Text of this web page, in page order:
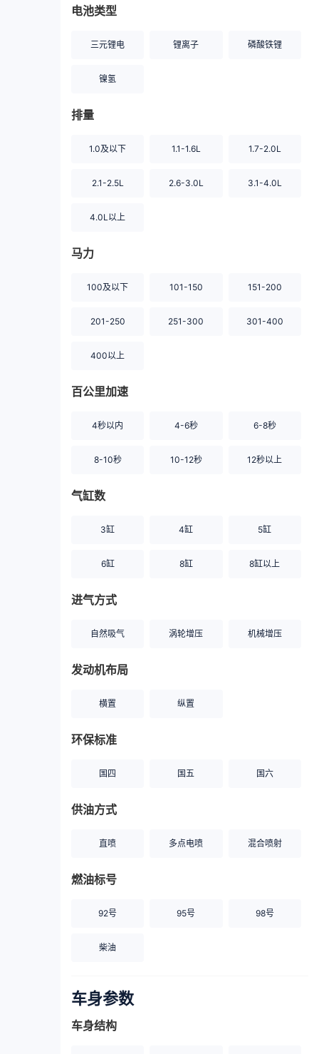
电池类型
三元锂电 锂离子 磷酸铁锂
镍氢
排量
1.0及以下 1.1-1.6L 1.7-2.0L
2.1-2.5L 2.6-3.0L 3.1-4.0L
4.0L以上
马力
100及以下 101-150 151-200
201-250 251-300 301-400
400以上
百公里加速
4秒以内 4-6秒 6-8秒
8-10秒 10-12秒 12秒以上
气缸数
3缸 4缸 5缸
6缸 8缸 8缸以上
进气方式
自然吸气 涡轮增压 机械增压
发动机布局
横置 纵置
环保标准
国四 国五 国六
供油方式
直喷 多点电喷 混合喷射
燃油标号
92号 95号 98号
柴油
车身参数
车身结构